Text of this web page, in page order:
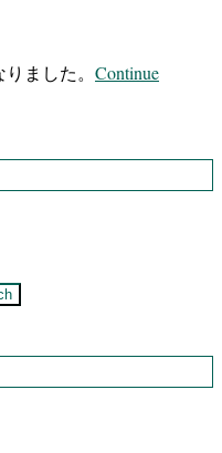
ました。 Continue